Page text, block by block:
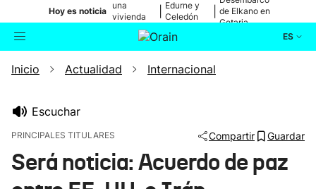
Hoy es noticia
una
vivienda
de Bilbao
Edurne y
Celedón
de Elkano en
Getaria
ES
Buscador Actualidad
Ikusmiran
Inicio Actualidad Internacional
Escuchar
PRINCIPALES TITULARES Compartir Guardar
Será noticia: Acuerdo de paz